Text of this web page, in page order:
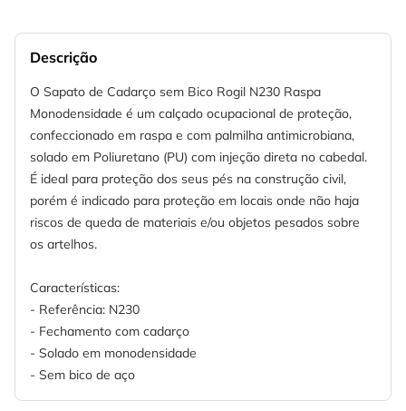
Descrição
O Sapato de Cadarço sem Bico Rogil N230 Raspa
Monodensidade é um calçado ocupacional de proteção,
confeccionado em raspa e com palmilha antimicrobiana,
solado em Poliuretano (PU) com injeção direta no cabedal.
É ideal para proteção dos seus pés na construção civil,
porém é indicado para proteção em locais onde não haja
riscos de queda de materiais e/ou objetos pesados sobre
os artelhos.
Características:
- Referência: N230
- Fechamento com cadarço
- Solado em monodensidade
- Sem bico de aço